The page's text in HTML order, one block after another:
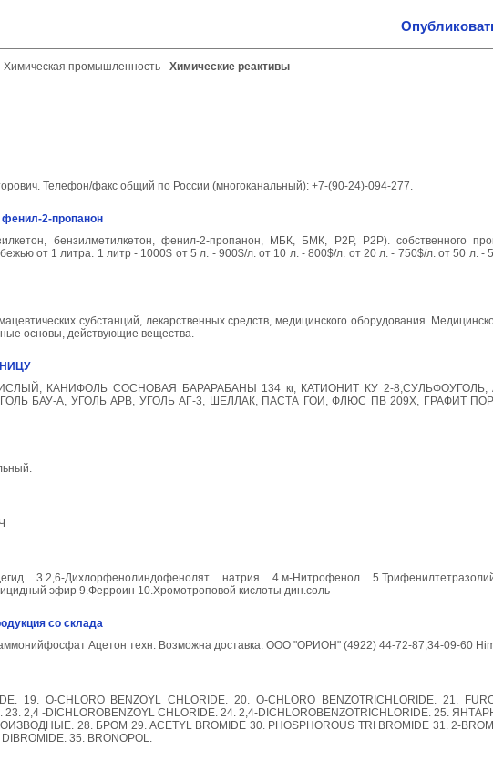
Химическая промышленность - Химические реактивы
Телефон/факс общий по России (многоканальный): +7-(90-24)-094-277.
фенил-2-пропанон
бензилметилкетон, фенил-2-пропанон, МБК, БМК, Р2Р, P2P). собственного
от 1 литра. 1 литр - 1000$ от 5 л. - 900$/л. от 10 л. - 800$/л. от 20 л. - 750$/л. от 50 л. -
субстанций, лекарственных средств, медицинского оборудования.
основы, действующие вещества.
КАНИФОЛЬ СОСНОВАЯ БАРАРАБАНЫ 134 кг, КАТИОНИТ КУ 2-8,СУЛЬФОУГОЛЬ,
БАУ-А, УГОЛЬ АРВ, УГОЛЬ АГ-3, ШЕЛЛАК, ПАСТА ГОИ, ФЛЮС ПВ 209Х, ГРАФИТ
3.2,6-Дихлорфенолиндофенолят натрия 4.м-Нитрофенол
эфир 9.Ферроин 10.Хромотроповой кислоты дин.соль
со склада
Ацетон техн. Возможна доставка. ООО "ОРИОН" (4922) 44-72-87,34-09-60
19. O-CHLORO BENZOYL CHLORIDE. 20. O-CHLORO BENZOTRICHLORIDE. 21.
-DICHLOROBENZOYL CHLORIDE. 24. 2,4-DICHLOROBENZOTRICHLORIDE. 25.
28. БРОМ 29. ACETYL BROMIDE 30. PHOSPHOROUS TRI BROMIDE 31. 2-
35. BRONOPOL.